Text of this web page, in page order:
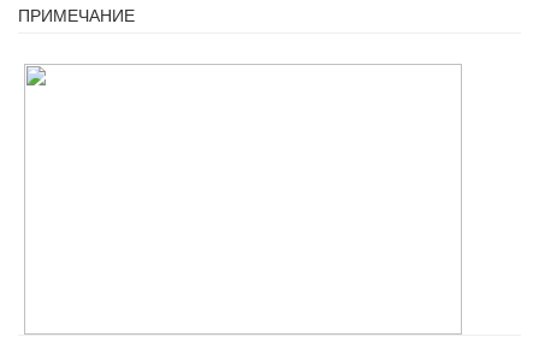
ПРИМЕЧАНИЕ